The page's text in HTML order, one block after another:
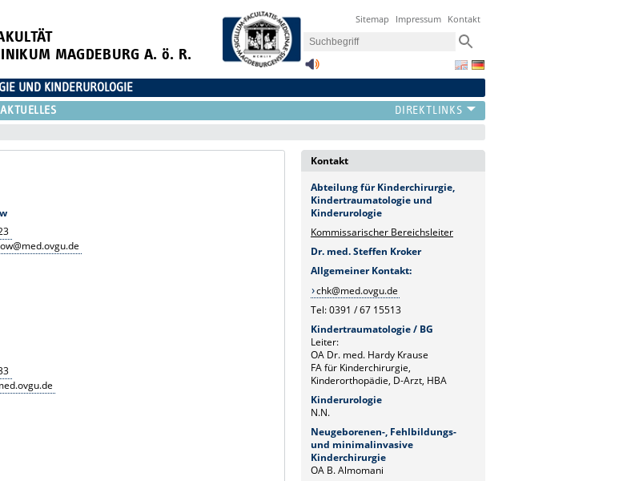
MAGDEBURG A. ö. R.
Sitemap Impressum Kontakt
UND KINDERUROLOGIE
AKTUELLES
Kontakt
Abteilung für Kinderchirurgie,
Kindertraumatologie und
Kinderurologie
Kommissarischer Bereichsleiter
Dr. med. Steffen Kroker
Allgemeiner Kontakt:
chk@med.ovgu.de
Tel: 0391 / 67 15513
Kindertraumatologie / BG
Leiter:
OA Dr. med. Hardy Krause
FA für Kinderchirurgie,
Kinderorthopädie, D-Arzt, HBA
Kinderurologie
N.N.
Neugeborenen-, Fehlbildungs-
und minimalinvasive
Kinderchirurgie
OA B. Almomani